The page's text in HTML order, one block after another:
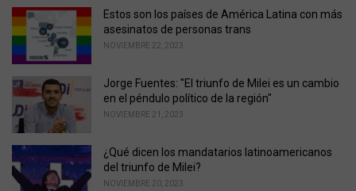
:
Estos son los países de América Latina con más
asesinatos de personas trans
NOVIEMBRE 22, 2023
Jorge Fuentes: "El triunfo de Milei es un cambio
en el péndulo político de la región"
NOVIEMBRE 21, 2023
¿Qué dicen los mandatarios latinoamericanos
del triunfo de Milei?
NOVIEMBRE 20, 2023